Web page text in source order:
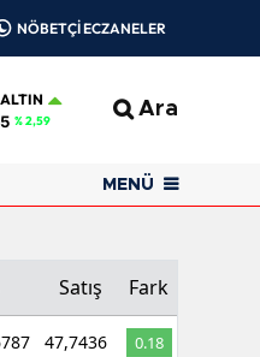
NÖBETÇİ ECZANELER
% 2,59 Ara
MENÜ
Satış Fark
47,7436 0.18